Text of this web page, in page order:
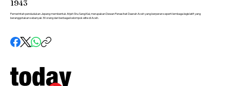
Pilih tanggal
1943
Pemerintah pendudukan Jepang membentuk Atjeh Shu Sangi Kai, merupakan Dewan Penasihat Daerah Aceh yang berperan seperti lembaga legislatif yang
beranggotakan sebanyak 30 orang dari berbagai kelompok elite di Aceh.